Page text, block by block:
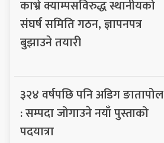
काभ्रे क्याम्पसविरुद्ध स्थानीयको
संघर्ष समिति गठन, ज्ञापनपत्र
बुझाउने तयारी
३२४ वर्षपछि पनि अडिग ङातापोल
: सम्पदा जोगाउने नयाँ पुस्ताको
पदयात्रा